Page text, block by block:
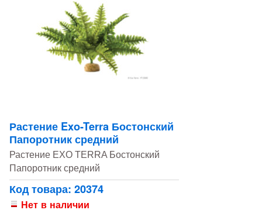
Растение Exo-Terra Бостонский
Папоротник средний
Растение EXO TERRA Бостонский
Папоротник средний
Код товара: 20374
Нет в наличии